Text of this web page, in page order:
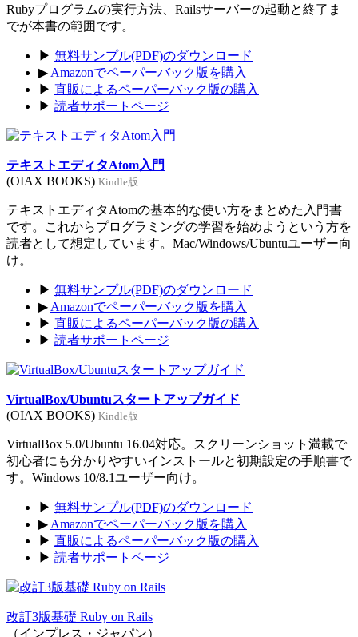
Rubyプログラムの実行方法、Railsサーバーの起動と終了ま
でが本書の範囲です。
▶ 無料サンプル(PDF)のダウンロード
▶ Amazonでペーパーバック版を購入
▶ 直販によるペーパーバック版の購入
▶ 読者サポートページ
テキストエディタAtom入門
(OIAX BOOKS) Kindle版
テキストエディタAtomの基本的な使い方をまとめた入門書
です。これからプログラミングの学習を始めようという方を
読者として想定しています。Mac/Windows/Ubuntuユーザー向
け。
▶ 無料サンプル(PDF)のダウンロード
▶ Amazonでペーパーバック版を購入
▶ 直販によるペーパーバック版の購入
▶ 読者サポートページ
VirtualBox/Ubuntuスタートアップガイド
(OIAX BOOKS) Kindle版
VirtualBox 5.0/Ubuntu 16.04対応。スクリーンショット満載で
初心者にも分かりやすいインストールと初期設定の手順書で
す。Windows 10/8.1ユーザー向け。
▶ 無料サンプル(PDF)のダウンロード
▶ Amazonでペーパーバック版を購入
▶ 直販によるペーパーバック版の購入
▶ 読者サポートページ
改訂3版基礎 Ruby on Rails
（インプレス・ジャパン）